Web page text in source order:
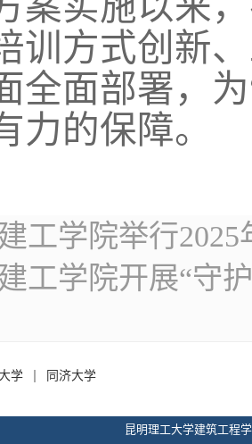
训方式创新
全面部署，
力的保障。
建工学院举行
建工学院开展“守
学 同济大学
昆明理工大学建筑工程